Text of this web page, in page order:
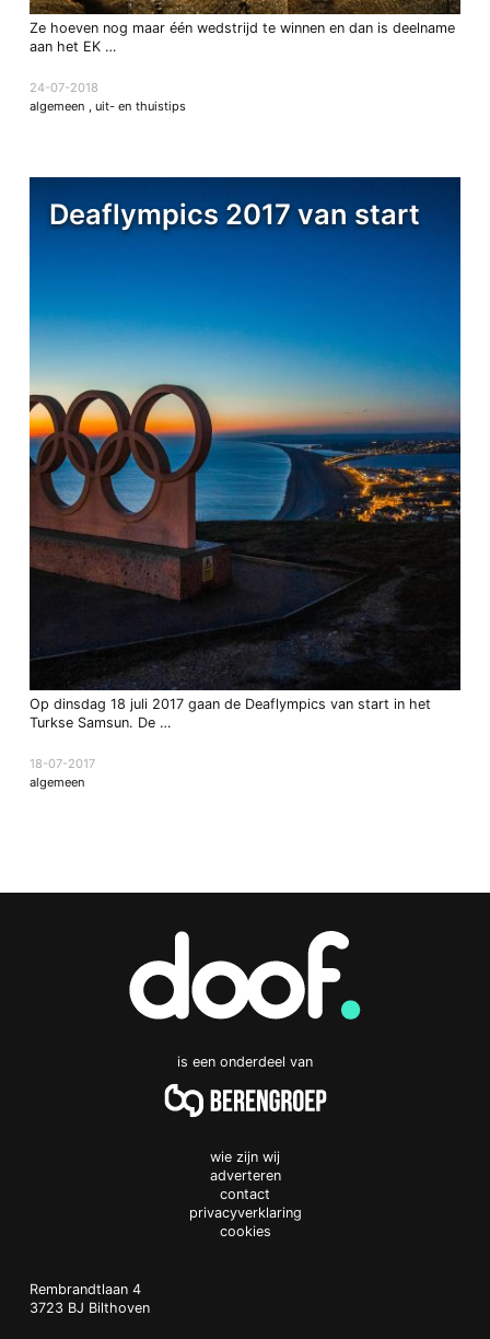
Ze hoeven nog maar één wedstrijd te winnen en dan is deelname
aan het EK …
24-07-2018
algemeen , uit- en thuistips
Deaflympics 2017 van start
Op dinsdag 18 juli 2017 gaan de Deaflympics van start in het
Turkse Samsun. De …
18-07-2017
algemeen
is een onderdeel van
wie zijn wij
adverteren
contact
privacyverklaring
cookies
Doof.nl
work
Rembrandtlaan 4
3723 BJ Bilthoven